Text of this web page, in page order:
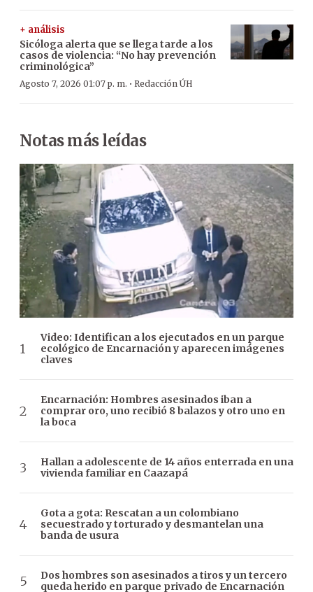
+ análisis
Sicóloga alerta que se llega tarde a los
casos de violencia: “No hay prevención
criminológica”
Agosto 7, 2026 01:07 p. m. · Redacción ÚH
Notas más leídas
Video: Identifican a los ejecutados en un parque
ecológico de Encarnación y aparecen imágenes
claves
Encarnación: Hombres asesinados iban a
comprar oro, uno recibió 8 balazos y otro uno en
la boca
Hallan a adolescente de 14 años enterrada en una
vivienda familiar en Caazapá
Gota a gota: Rescatan a un colombiano
secuestrado y torturado y desmantelan una
banda de usura
Dos hombres son asesinados a tiros y un tercero
queda herido en parque privado de Encarnación